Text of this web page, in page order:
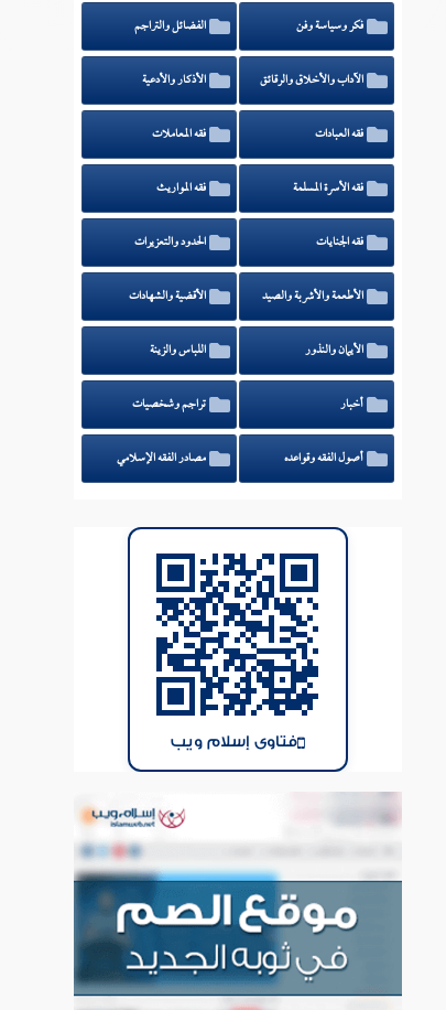
فكر وسياسة وفن الفضائل والتراجم
الآداب والأخلاق والرقائق الأذكار والأدعية
فقه العبادات فقه المعاملات
فقه الأسرة المسلمة فقه المواريث
فقه الجنايات الحدود والتعزيرات
الأطعمة والأشربة والصيد الأقضية والشهادات
الأيمان والنذور اللباس والزينة
أخبار تراجم وشخصيات
أصول الفقه وقواعده مصادر الفقه الإسلامي
فتاوى إسلام ويب